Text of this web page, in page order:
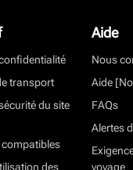
transport
du site
des
Aide
Nous
Aide
FAQs
Alertes
voyage